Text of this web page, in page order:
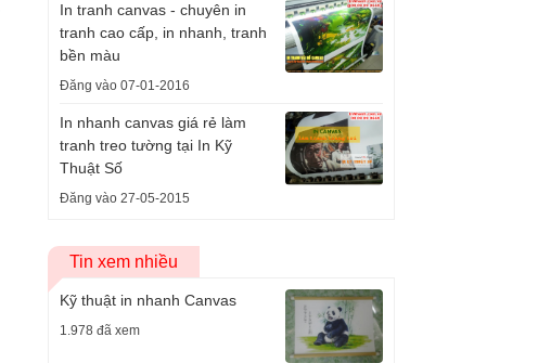
In tranh canvas - chuyên in
tranh cao cấp, in nhanh, tranh
bền màu
Đăng vào 07-01-2016
In nhanh canvas giá rẻ làm
tranh treo tường tại In Kỹ
Thuật Số
Đăng vào 27-05-2015
Tin xem nhiều
Kỹ thuật in nhanh Canvas
1.978 đã xem